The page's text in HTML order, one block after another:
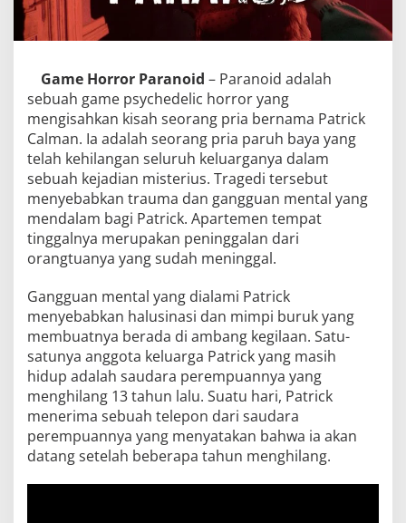
Game Horror Paranoid – Paranoid adalah
sebuah game psychedelic horror yang
mengisahkan kisah seorang pria bernama Patrick
Calman. Ia adalah seorang pria paruh baya yang
telah kehilangan seluruh keluarganya dalam
sebuah kejadian misterius. Tragedi tersebut
menyebabkan trauma dan gangguan mental yang
mendalam bagi Patrick. Apartemen tempat
tinggalnya merupakan peninggalan dari
orangtuanya yang sudah meninggal.
Gangguan mental yang dialami Patrick
menyebabkan halusinasi dan mimpi buruk yang
membuatnya berada di ambang kegilaan. Satu-
satunya anggota keluarga Patrick yang masih
hidup adalah saudara perempuannya yang
menghilang 13 tahun lalu. Suatu hari, Patrick
menerima sebuah telepon dari saudara
perempuannya yang menyatakan bahwa ia akan
datang setelah beberapa tahun menghilang.